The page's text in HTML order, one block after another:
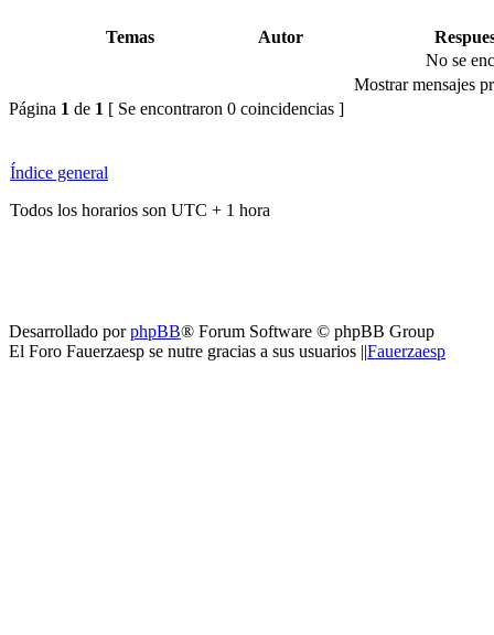
Temas Autor
No se
Mostrar mensajes
Página 1 de 1 [ Se encontraron 0 coincidencias ]
Índice general
Todos los horarios son UTC + 1 hora
Desarrollado porphpBB® Forum Software © phpBB Group
El Foro Fauerzaesp se nutre gracias a sus usuarios ||Fauerzaesp